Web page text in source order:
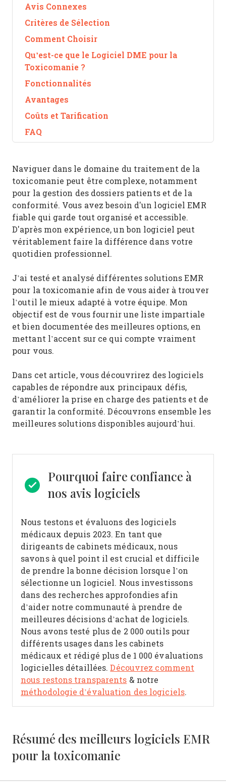
Avis Connexes
Critères de Sélection
Comment Choisir
Qu’est-ce que le Logiciel DME pour la
Toxicomanie ?
Fonctionnalités
Avantages
Coûts et Tarification
FAQ
Naviguer dans le domaine du traitement de la
toxicomanie peut être complexe, notamment
pour la gestion des dossiers patients et de la
conformité. Vous avez besoin d'un logiciel EMR
fiable qui garde tout organisé et accessible.
D'après mon expérience, un bon logiciel peut
véritablement faire la différence dans votre
quotidien professionnel.
J’ai testé et analysé différentes solutions EMR
pour la toxicomanie afin de vous aider à trouver
l’outil le mieux adapté à votre équipe. Mon
objectif est de vous fournir une liste impartiale
et bien documentée des meilleures options, en
mettant l’accent sur ce qui compte vraiment
pour vous.
Dans cet article, vous découvrirez des logiciels
capables de répondre aux principaux défis,
d’améliorer la prise en charge des patients et de
garantir la conformité. Découvrons ensemble les
meilleures solutions disponibles aujourd’hui.
Pourquoi faire confiance à
nos avis logiciels
Nous testons et évaluons des logiciels
médicaux depuis 2023. En tant que
dirigeants de cabinets médicaux, nous
savons à quel point il est crucial et difficile
de prendre la bonne décision lorsque l’on
sélectionne un logiciel. Nous investissons
dans des recherches approfondies afin
d’aider notre communauté à prendre de
meilleures décisions d’achat de logiciels.
Nous avons testé plus de 2 000 outils pour
différents usages dans les cabinets
médicaux et rédigé plus de 1 000 évaluations
logicielles détaillées.Découvrez comment
nous restons transparents & notre
méthodologie d’évaluation des logiciels.
Résumé des meilleurs logiciels EMR
pour la toxicomanie